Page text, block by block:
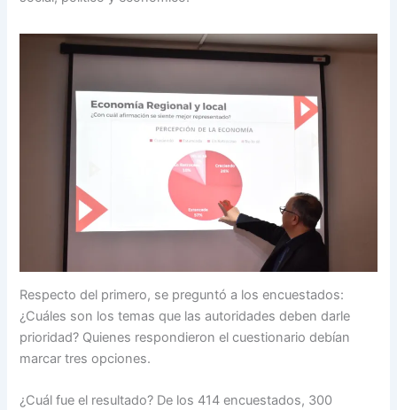
Respecto del primero, se preguntó a los encuestados:
¿Cuáles son los temas que las autoridades deben darle
prioridad? Quienes respondieron el cuestionario debían
marcar tres opciones.
¿Cuál fue el resultado? De los 414 encuestados, 300